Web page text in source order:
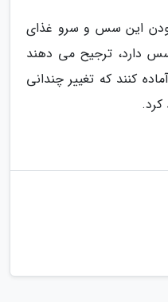
بودن این سس و سرو غذای
دارد، ترجیح می دهند
کنند که تغییر چندانی
کرد.